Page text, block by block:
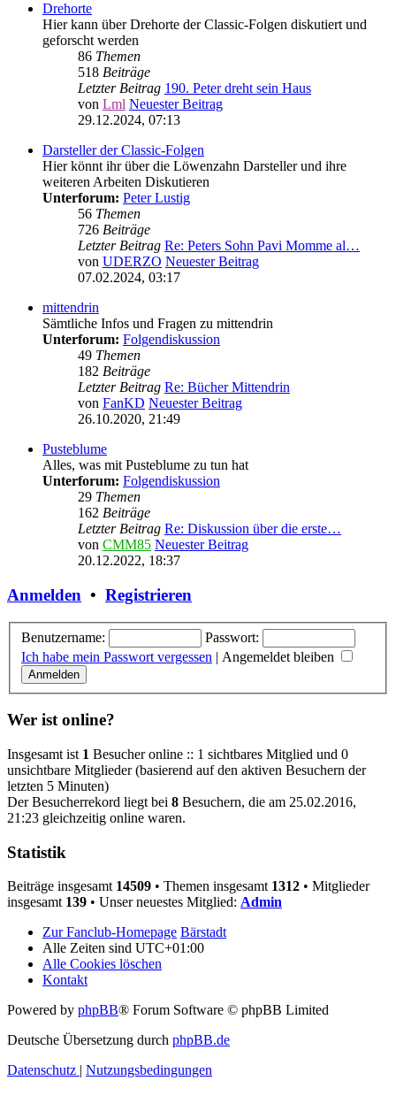
Drehorte
Hier kann über Drehorte der Classic-Folgen diskutiert und
geforscht werden
86 Themen
518 Beiträge
Letzter Beitrag 190. Peter dreht sein Haus
von Lml Neuester Beitrag
29.12.2024, 07:13
Darsteller der Classic-Folgen
Hier könnt ihr über die Löwenzahn Darsteller und ihre
weiteren Arbeiten Diskutieren
Unterforum: Peter Lustig
56 Themen
726 Beiträge
Letzter Beitrag Re: Peters Sohn Pavi Momme al…
von UDERZO Neuester Beitrag
07.02.2024, 03:17
mittendrin
Sämtliche Infos und Fragen zu mittendrin
Unterforum: Folgendiskussion
49 Themen
182 Beiträge
Letzter Beitrag Re: Bücher Mittendrin
von FanKD Neuester Beitrag
26.10.2020, 21:49
Pusteblume
Alles, was mit Pusteblume zu tun hat
Unterforum: Folgendiskussion
29 Themen
162 Beiträge
Letzter Beitrag Re: Diskussion über die erste…
von CMM85 Neuester Beitrag
20.12.2022, 18:37
Anmelden • Registrieren
Benutzername:
Passwort:
Ich habe mein Passwort vergessen | Angemeldet bleiben
Wer ist online?
Insgesamt ist 1 Besucher online :: 1 sichtbares Mitglied und 0
unsichtbare Mitglieder (basierend auf den aktiven Besuchern der
letzten 5 Minuten)
Der Besucherrekord liegt bei 8 Besuchern, die am 25.02.2016,
21:23 gleichzeitig online waren.
Statistik
Beiträge insgesamt 14509 • Themen insgesamt 1312 • Mitglieder
insgesamt 139 • Unser neuestes Mitglied: Admin
Zur Fanclub-Homepage Bärstadt
Alle Zeiten sind UTC+01:00
Alle Cookies löschen
Kontakt
Powered by phpBB® Forum Software © phpBB Limited
Deutsche Übersetzung durch phpBB.de
Datenschutz | Nutzungsbedingungen